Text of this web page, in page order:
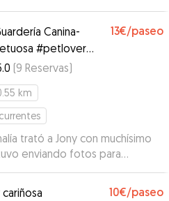
”
Canina-
#petlover
13€/paseo
(9 Reservas)
km
trató a Jony con muchísimo
enviando fotos para
que lo estaban pasando.
10€/paseo